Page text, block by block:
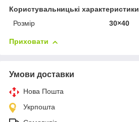
Користувальницькі характеристики
Розмір
30×40
Приховати
Умови доставки
Нова Пошта
Укрпошта